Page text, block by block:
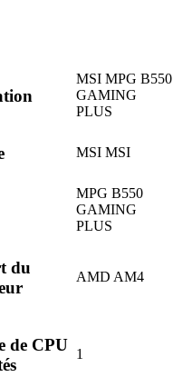
MSI MPG B550
GAMING
PLUS
MSI MSI
MPG B550
GAMING
PLUS
du
AMD AM4
de CPU 1